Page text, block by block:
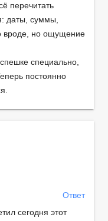
перечитать
даты, суммы,
вроде, но ощущение
специально,
постоянно
Ответ
сегодня этот